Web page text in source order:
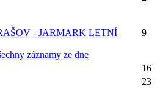
- JARMARK LETNÍ
záznamy ze dne
9
16
23